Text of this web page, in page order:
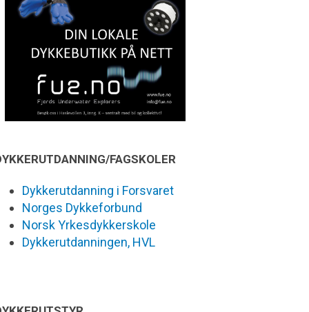
FAGSKOLER
Dykkerutdanning i Forsvaret
Norges Dykkeforbund
Norsk Yrkesdykkerskole
Dykkerutdanningen, HVL